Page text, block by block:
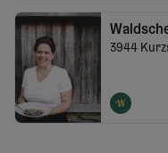
3944